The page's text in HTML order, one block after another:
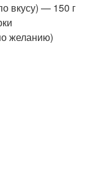
вкусу) — 150 г
желанию)